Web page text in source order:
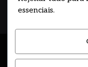
© 2026
essenciais.